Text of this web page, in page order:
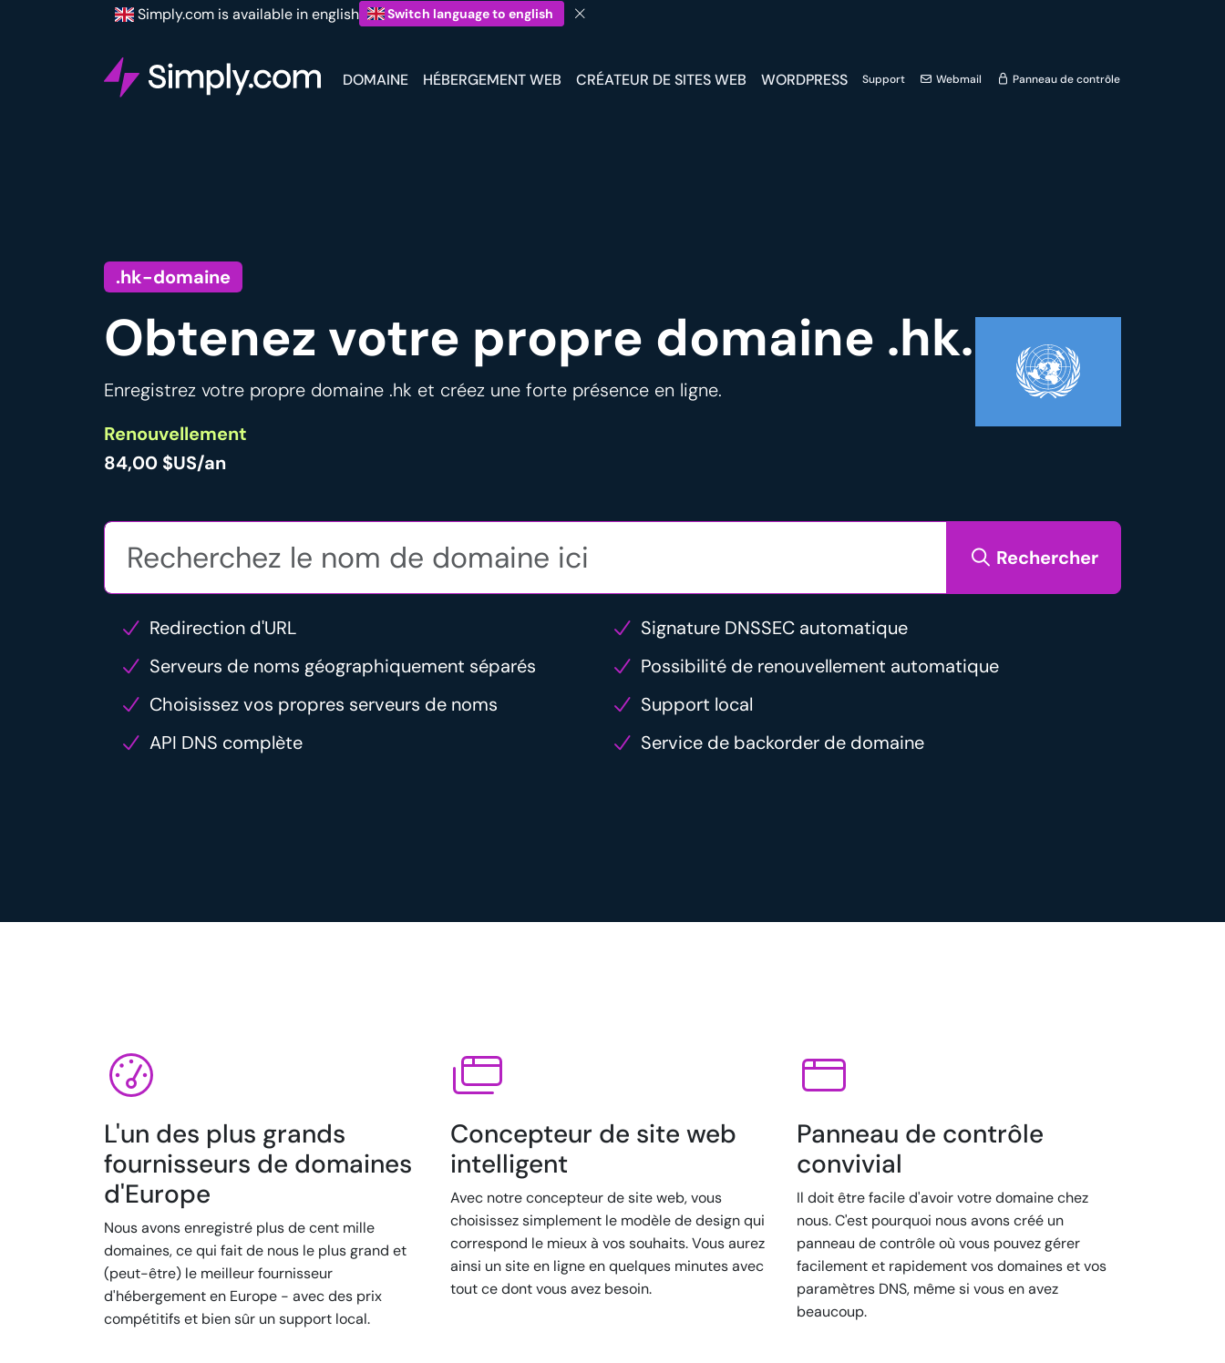
Simply.com is available in english Switch language to english
DOMAINE HÉBERGEMENT WEB CRÉATEUR DE SITES WEB WORDPRESS Support Webmail Panneau de contrôle
.hk-domaine
Obtenez votre propre domaine .hk.
Enregistrez votre propre domaine .hk et créez une forte présence en ligne.
Renouvellement
84,00 $US/an
Rechercher
Redirection d'URL
Signature DNSSEC automatique
Serveurs de noms géographiquement séparés
Possibilité de renouvellement automatique
Choisissez vos propres serveurs de noms
Support local
API DNS complète
Service de backorder de domaine
L'un des plus grands
fournisseurs de domaines
d'Europe
Nous avons enregistré plus de cent mille
domaines, ce qui fait de nous le plus grand et
(peut-être) le meilleur fournisseur
d'hébergement en Europe - avec des prix
compétitifs et bien sûr un support local.
Concepteur de site web
intelligent
Avec notre concepteur de site web, vous
choisissez simplement le modèle de design qui
correspond le mieux à vos souhaits. Vous aurez
ainsi un site en ligne en quelques minutes avec
tout ce dont vous avez besoin.
Panneau de contrôle
convivial
Il doit être facile d'avoir votre domaine chez
nous. C'est pourquoi nous avons créé un
panneau de contrôle où vous pouvez gérer
facilement et rapidement vos domaines et vos
paramètres DNS, même si vous en avez
beaucoup.